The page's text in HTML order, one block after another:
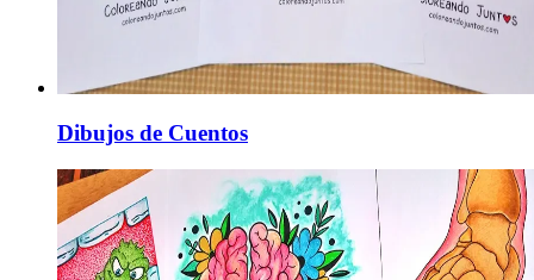
Dibujos de Cuentos